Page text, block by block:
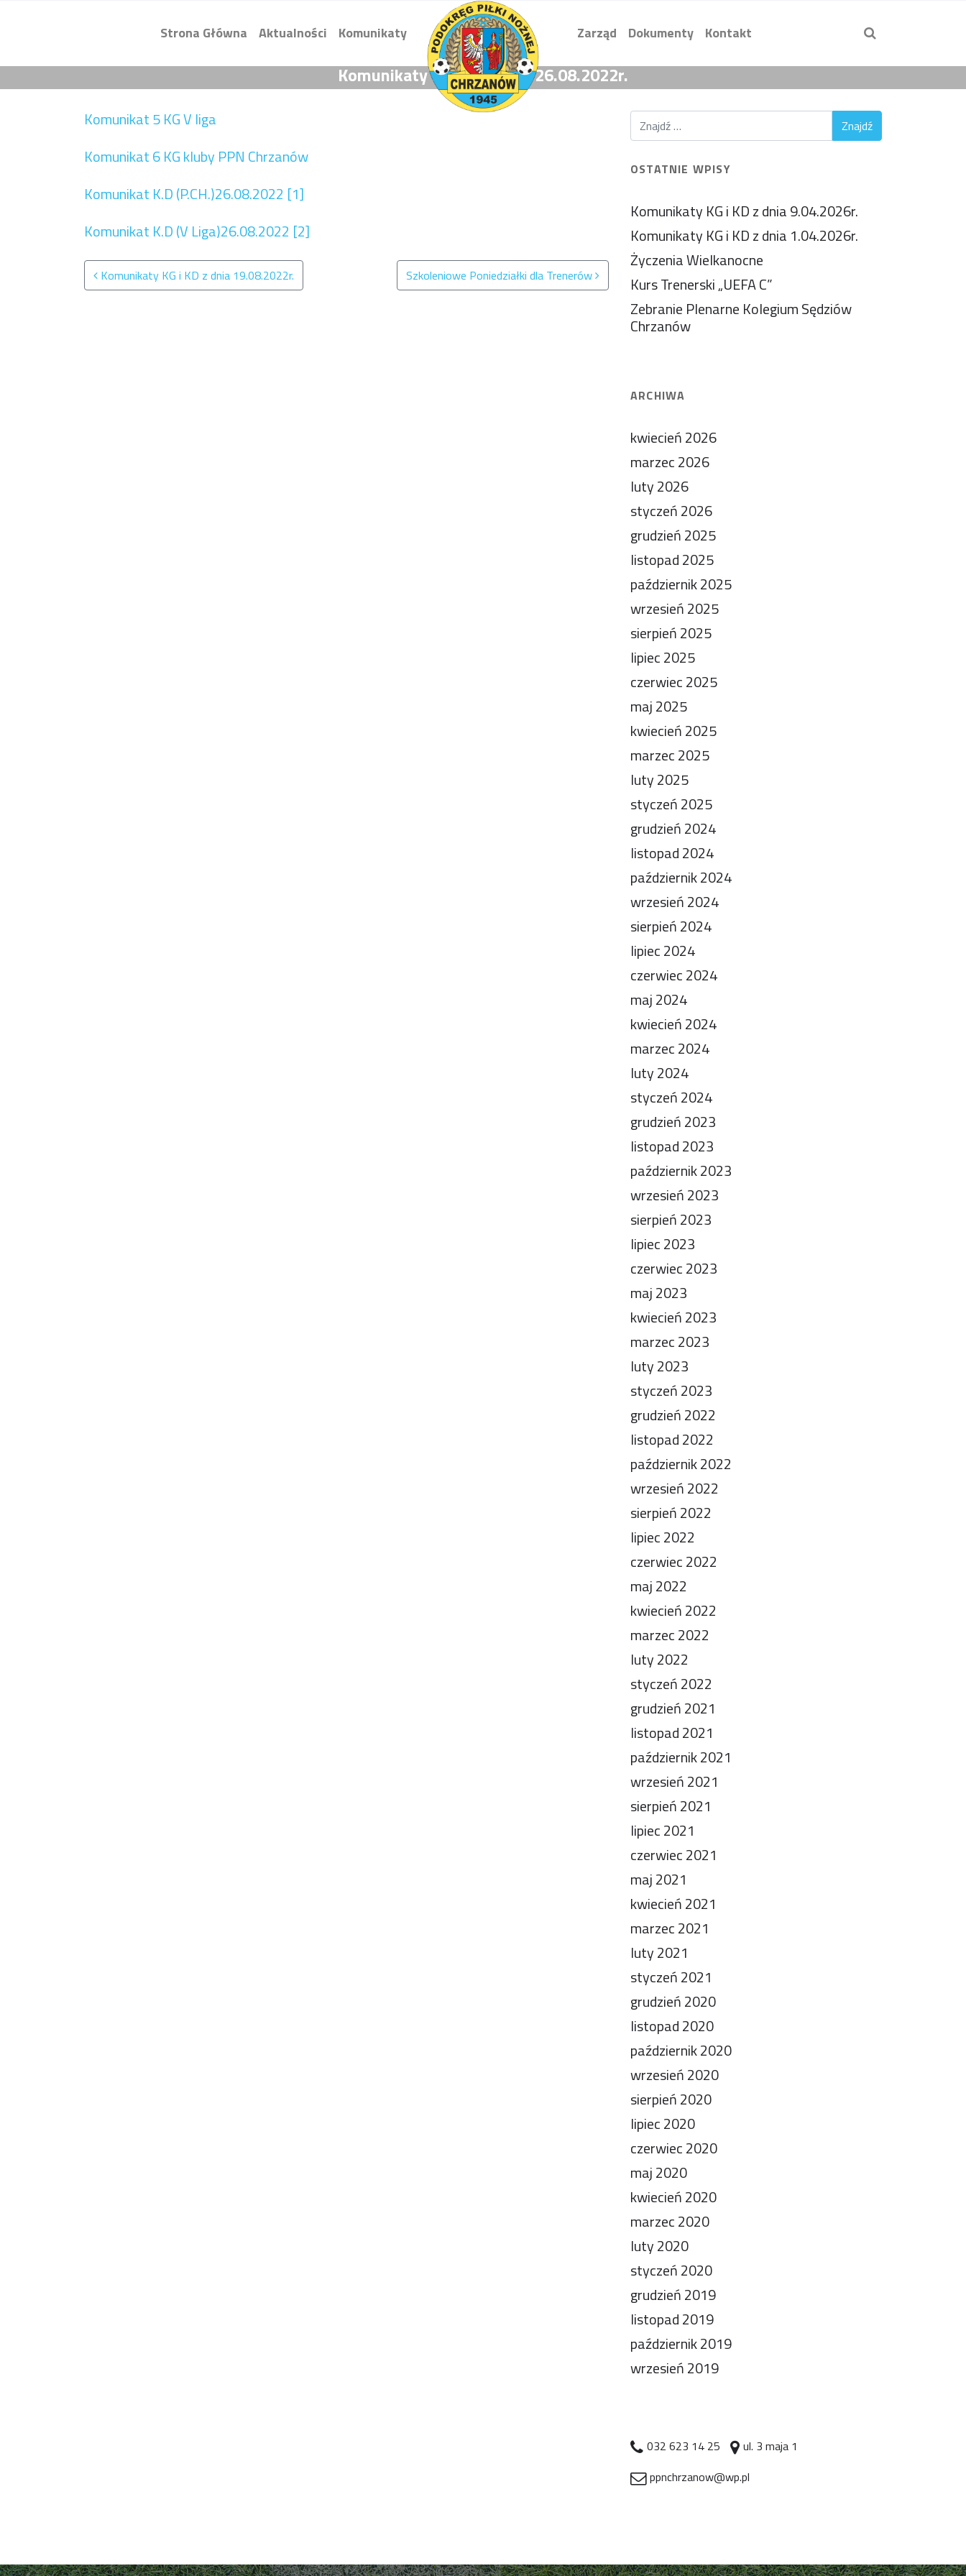
Strona Główna Aktualności Komunikaty Zarząd Dokumenty Kontakt
Komunikaty KG i KD z dnia 26.08.2022r.
Komunikat 5 KG V liga
Komunikat 6 KG kluby PPN Chrzanów
Komunikat K.D (P.CH.)26.08.2022 [1]
Komunikat K.D (V Liga)26.08.2022 [2]
Nawigacja po wpisach
Komunikaty KG i KD z dnia 19.08.2022r. Szkoleniowe Poniedziałki dla Trenerów
OSTATNIE WPISY
Komunikaty KG i KD z dnia 9.04.2026r.
Komunikaty KG i KD z dnia 1.04.2026r.
Życzenia Wielkanocne
Kurs Trenerski „UEFA C”
Zebranie Plenarne Kolegium Sędziów
Chrzanów
ARCHIWA
kwiecień 2026
marzec 2026
luty 2026
styczeń 2026
grudzień 2025
listopad 2025
październik 2025
wrzesień 2025
sierpień 2025
lipiec 2025
czerwiec 2025
maj 2025
kwiecień 2025
marzec 2025
luty 2025
styczeń 2025
grudzień 2024
listopad 2024
październik 2024
wrzesień 2024
sierpień 2024
lipiec 2024
czerwiec 2024
maj 2024
kwiecień 2024
marzec 2024
luty 2024
styczeń 2024
grudzień 2023
listopad 2023
październik 2023
wrzesień 2023
sierpień 2023
lipiec 2023
czerwiec 2023
maj 2023
kwiecień 2023
marzec 2023
luty 2023
styczeń 2023
grudzień 2022
listopad 2022
październik 2022
wrzesień 2022
sierpień 2022
lipiec 2022
czerwiec 2022
maj 2022
kwiecień 2022
marzec 2022
luty 2022
styczeń 2022
grudzień 2021
listopad 2021
październik 2021
wrzesień 2021
sierpień 2021
lipiec 2021
czerwiec 2021
maj 2021
kwiecień 2021
marzec 2021
luty 2021
styczeń 2021
grudzień 2020
listopad 2020
październik 2020
wrzesień 2020
sierpień 2020
lipiec 2020
czerwiec 2020
maj 2020
kwiecień 2020
marzec 2020
luty 2020
styczeń 2020
grudzień 2019
listopad 2019
październik 2019
wrzesień 2019
032 623 14 25
ul. 3 maja 1
ppnchrzanow@wp.pl